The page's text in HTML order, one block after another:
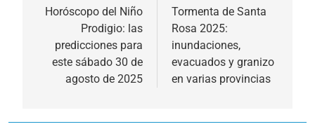
de
entradas
Horóscopo del Niño
Prodigio: las
predicciones para
este sábado 30 de
agosto de 2025
Tormenta de Santa
Rosa 2025:
inundaciones,
evacuados y granizo
en varias provincias